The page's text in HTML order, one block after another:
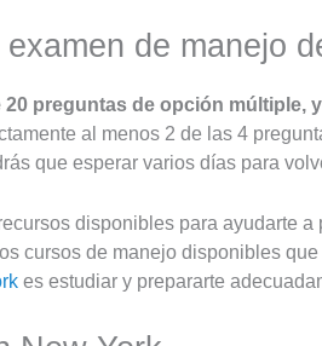
de manejo
20 preguntas de opción múltiple,
al menos 2 de las 4
que esperar varios días para
disponibles para ayudarte
cursos de manejo disponibles
es estudiar y prepararte